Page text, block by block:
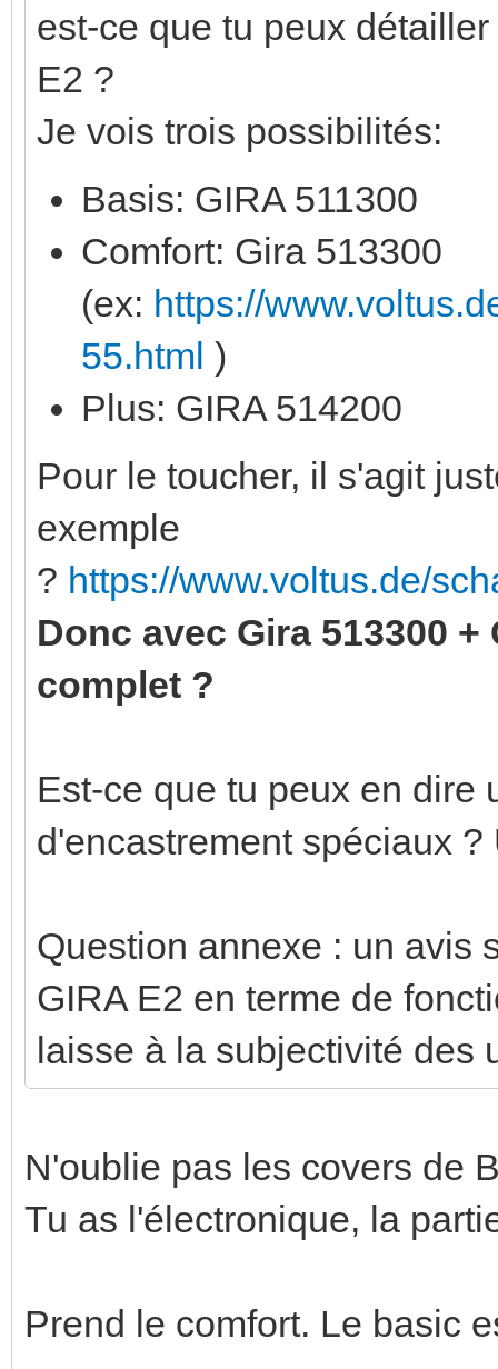
est-ce que tu peux
E2 ?
Je vois trois possibilités:
Basis: GIRA 511300
Comfort: Gira 513300
(ex: https://
55.html )
Plus: GIRA 514200
Pour le toucher, il s'agit
exemple
? https://www.voltus.de/
Donc avec Gira 513300
complet ?
Est-ce que tu peux en dire
d'encastrement spéciaux
Question annexe : un avis
GIRA E2 en terme de
laisse à la subjectivité des
N'oublie pas les covers de
Tu as l'électronique, la
Prend le comfort. Le basic